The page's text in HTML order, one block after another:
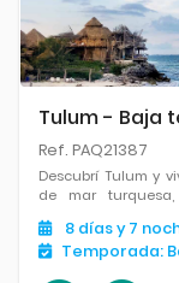
Tulum - Baja
Ref. PAQ21387
Descubrí Tulum y
de mar
momento.
8 díasy 7
Temporada: